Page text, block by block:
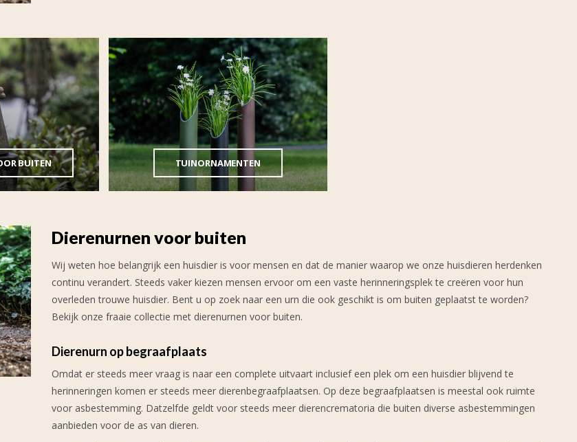
BUITEN TUINORNAMENTEN
Dierenurnen voor buiten
Wij weten hoe belangrijk een huisdier is voor mensen en dat de manier waarop we onze huisdieren herdenken
continu verandert. Steeds vaker kiezen mensen ervoor om een vaste herinneringsplek te creëren voor hun
overleden trouwe huisdier. Bent u op zoek naar een urn die ook geschikt is om buiten geplaatst te worden?
Bekijk onze fraaie collectie met dierenurnen voor buiten.
Dierenurn op begraafplaats
Omdat er steeds meer vraag is naar een complete uitvaart inclusief een plek om een huisdier blijvend te
herinneringen komen er steeds meer dierenbegraafplaatsen. Op deze begraafplaatsen is meestal ook ruimte
voor asbestemming. Datzelfde geldt voor steeds meer dierencrematoria die buiten diverse asbestemmingen
aanbieden voor de as van dieren.